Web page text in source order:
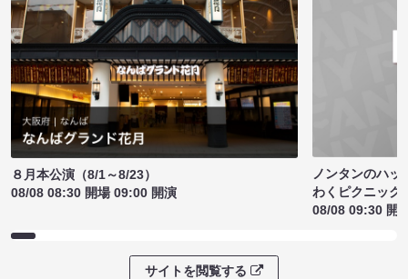
８月本公演（8/1～8/23）
08/08 08:30 開場 09:00 開演
ノンタンのハッ
わくピクニック
08/08 09:30 開
サイトを閲覧する